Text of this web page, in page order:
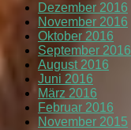
Dezember 2016
November 2016
Oktober 2016
September 2016
August 2016
Juni 2016
März 2016
Februar 2016
November 2015